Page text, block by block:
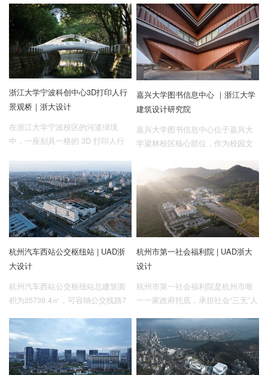
性融合的设计范式。
互通，距富阳高铁站约5KM，富阳
区中心约10KM, 离杭州市主城区直
线距离约30KM。
浙江大学宁波科创中心3D打印人行
景观桥｜浙大设计
在浙江大学宁波校区的河道绿境
中，一座别具一格的 3D 打印人行
带，更是科技与艺术碰撞的结晶。
桥全长16m、宽3.3m、高3.3m，是
目前全球跨径最大的非线性空间体
型配筋打印混凝土景观桥梁。
嘉兴大学图书信息中心 ｜浙江大学
建筑设计研究院
嘉兴大学图书信息中心位于嘉兴大
学梁林校区核心部位，作为校园文
湖光，恰处于东西校区纽带与校园
横向景观主轴的聚焦点，得天独厚
地融汇自然景观与人文脉络。
杭州汽车西站公交枢纽站 | UAD浙
大设计
杭州汽车西站公交枢纽站总建筑面
积为25739.4㎡，可容纳公交线路7
功能包括公交枢纽站、公交调度管
理和换乘中心。
杭州市第一社会福利院 | UAD浙大
设计
杭州市第一社会福利院是杭州市唯
一一家政府托底，承担社会“三无”人
浪乞讨人员安置职能的福利机构，
其中将近85%的服务对象存在精
神、智力、肢体障碍，缺乏自主生
活的能力。